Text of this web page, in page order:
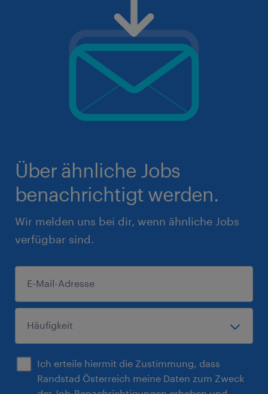
Über ähnliche Jobs
benachrichtigt werden.
Wir melden uns bei dir, wenn ähnliche Jobs
verfügbar sind.
Ich erteile hiermit die Zustimmung, dass
Randstad Österreich meine Daten zum Zweck